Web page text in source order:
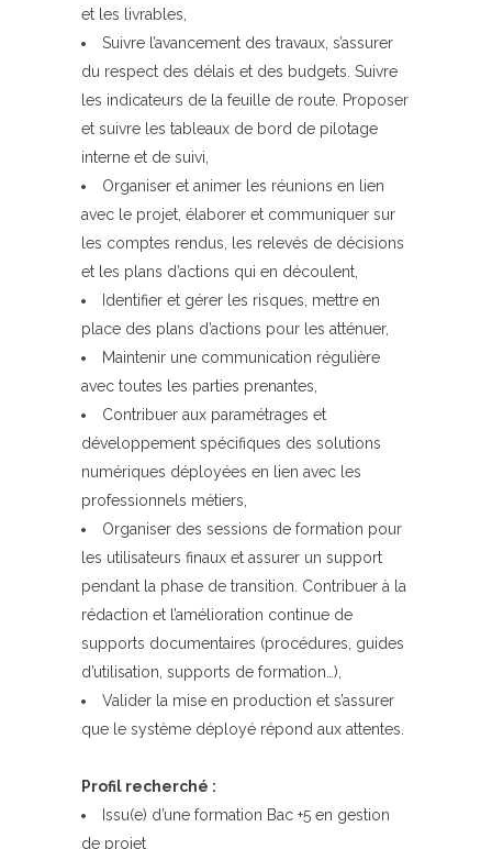
et les livrables,
Suivre l’avancement des travaux, s’assurer
du respect des délais et des budgets. Suivre
les indicateurs de la feuille de route. Proposer
et suivre les tableaux de bord de pilotage
interne et de suivi,
Organiser et animer les réunions en lien
avec le projet, élaborer et communiquer sur
les comptes rendus, les relevés de décisions
et les plans d’actions qui en découlent,
Identifier et gérer les risques, mettre en
place des plans d’actions pour les atténuer,
Maintenir une communication régulière
avec toutes les parties prenantes,
Contribuer aux paramétrages et
développement spécifiques des solutions
numériques déployées en lien avec les
professionnels métiers,
Organiser des sessions de formation pour
les utilisateurs finaux et assurer un support
pendant la phase de transition. Contribuer à la
rédaction et l’amélioration continue de
supports documentaires (procédures, guides
d’utilisation, supports de formation…),
Valider la mise en production et s’assurer
que le système déployé répond aux attentes.
Profil recherché :
Issu(e) d’une formation Bac +5 en gestion
de projet